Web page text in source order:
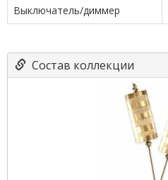
Выключатель/диммер
Состав коллекции